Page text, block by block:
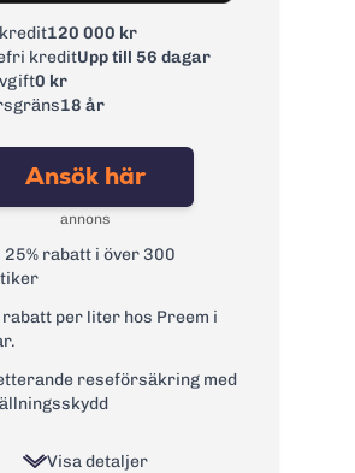
120 000 kr
kreditUpp till 56 dagar
0 kr
18 år
Ansök här
annons
25% rabatt i över 300
per liter hos Preem i
reseförsäkring med
Visa detaljer